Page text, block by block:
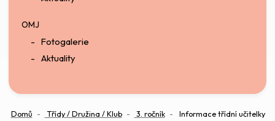
OMJ
Fotogalerie
Aktuality
Domů Třídy / Družina / Klub 3. ročník Informace třídní učitelky